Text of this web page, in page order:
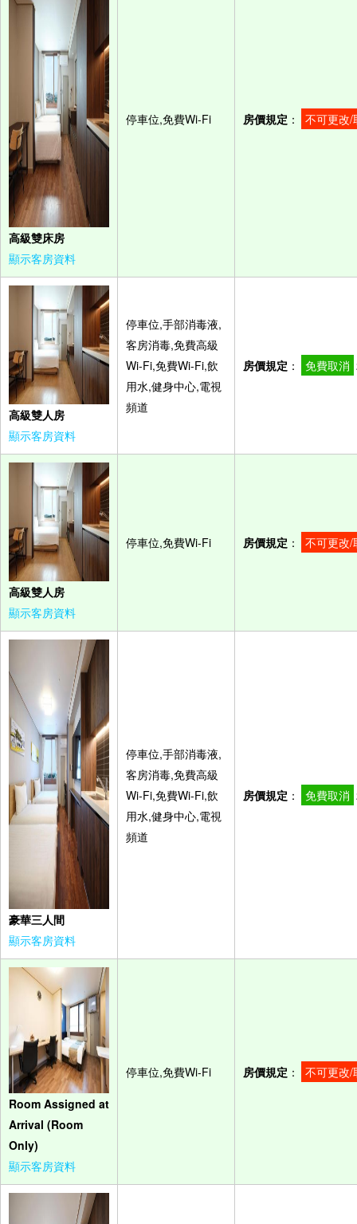
高級雙床房
顯示客房資料
停車位,免費Wi-Fi 房價規定 ： 不可更改/
高級雙人房
顯示客房資料
停車位,手部消毒液,
客房消毒,免費高級
Wi-Fi,免費Wi-Fi,飲
用水,健身中心,電視
頻道
房價規定 ： 免費取消
高級雙人房
顯示客房資料
停車位,免費Wi-Fi 房價規定 ： 不可更改/
豪華三人間
顯示客房資料
停車位,手部消毒液,
客房消毒,免費高級
Wi-Fi,免費Wi-Fi,飲
用水,健身中心,電視
頻道
房價規定 ： 免費取消
Room Assigned at
Arrival (Room
Only)
顯示客房資料
停車位,免費Wi-Fi 房價規定 ： 不可更改/